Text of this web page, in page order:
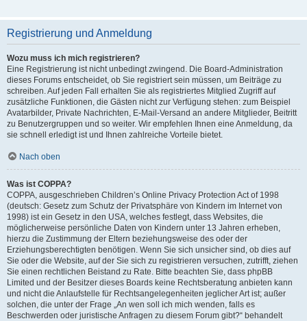
Registrierung und Anmeldung
Wozu muss ich mich registrieren?
Eine Registrierung ist nicht unbedingt zwingend. Die Board-Administration
dieses Forums entscheidet, ob Sie registriert sein müssen, um Beiträge zu
schreiben. Auf jeden Fall erhalten Sie als registriertes Mitglied Zugriff auf
zusätzliche Funktionen, die Gästen nicht zur Verfügung stehen: zum Beispiel
Avatarbilder, Private Nachrichten, E-Mail-Versand an andere Mitglieder, Beitritt
zu Benutzergruppen und so weiter. Wir empfehlen Ihnen eine Anmeldung, da
sie schnell erledigt ist und Ihnen zahlreiche Vorteile bietet.
Nach oben
Was ist COPPA?
COPPA, ausgeschrieben Children’s Online Privacy Protection Act of 1998
(deutsch: Gesetz zum Schutz der Privatsphäre von Kindern im Internet von
1998) ist ein Gesetz in den USA, welches festlegt, dass Websites, die
möglicherweise persönliche Daten von Kindern unter 13 Jahren erheben,
hierzu die Zustimmung der Eltern beziehungsweise des oder der
Erziehungsberechtigten benötigen. Wenn Sie sich unsicher sind, ob dies auf
Sie oder die Website, auf der Sie sich zu registrieren versuchen, zutrifft, ziehen
Sie einen rechtlichen Beistand zu Rate. Bitte beachten Sie, dass phpBB
Limited und der Besitzer dieses Boards keine Rechtsberatung anbieten kann
und nicht die Anlaufstelle für Rechtsangelegenheiten jeglicher Art ist; außer
solchen, die unter der Frage „An wen soll ich mich wenden, falls es
Beschwerden oder juristische Anfragen zu diesem Forum gibt?“ behandelt